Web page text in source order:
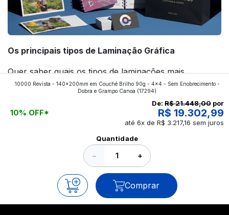
Os principais tipos de Laminação Gráfica
Quer saber quais os tipos de laminações mais
aplicados nos impressos da gráfica FuturaIM? Então,
continue a leitura que vamos revelar para você!
10000 Revista - 140x200mm em Couché Brilho 90g - 4x4 - Sem Enobrecimento -
Dobra e Grampo Canoa (17294)
10% OFF*
De: R$ 21.448,00 por
R$ 19.302,99
até 6x de R$ 3.217,16 sem juros
Quantidade
− +
Comprar